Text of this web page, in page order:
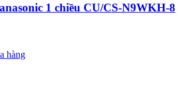
1 chiều CU/CS-N9WKH-8
hàng